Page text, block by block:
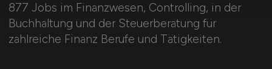
877 Jobs im Finanzwesen, Controlling, in der
Buchhaltung und der Steuerberatung für
zahlreiche Finanz Berufe und Tätigkeiten.